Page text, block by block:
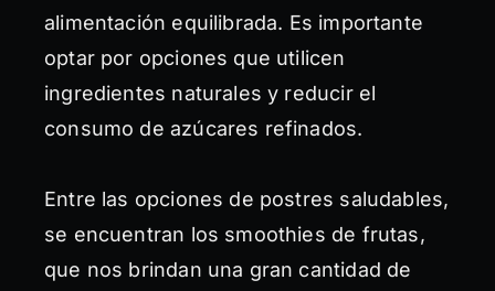
alimentación equilibrada. Es importante
optar por opciones que utilicen
ingredientes naturales y reducir el
consumo de azúcares refinados.
Entre las opciones de postres saludables,
se encuentran los smoothies de frutas,
que nos brindan una gran cantidad de